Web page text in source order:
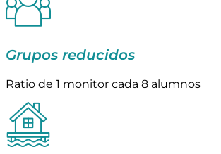
Grupos reducidos
Ratio de 1 monitor cada 8 alumnos